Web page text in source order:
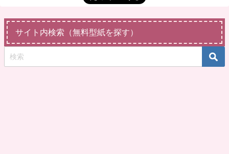
サイト内検索（無料型紙を探す）